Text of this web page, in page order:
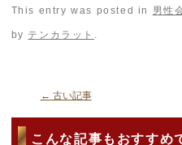
This entry was posted in 男性
by テンカラット .
← 古い記事
こんな記事もおすすめ